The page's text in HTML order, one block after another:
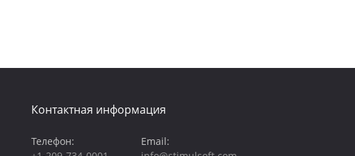
Контактная информация
Телефон:
Email: